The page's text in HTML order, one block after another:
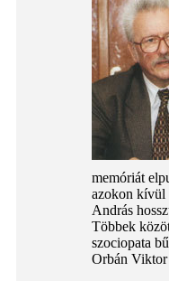
memóriát
azokon kívül
András
Többek
szociopata
Orbán Viktor